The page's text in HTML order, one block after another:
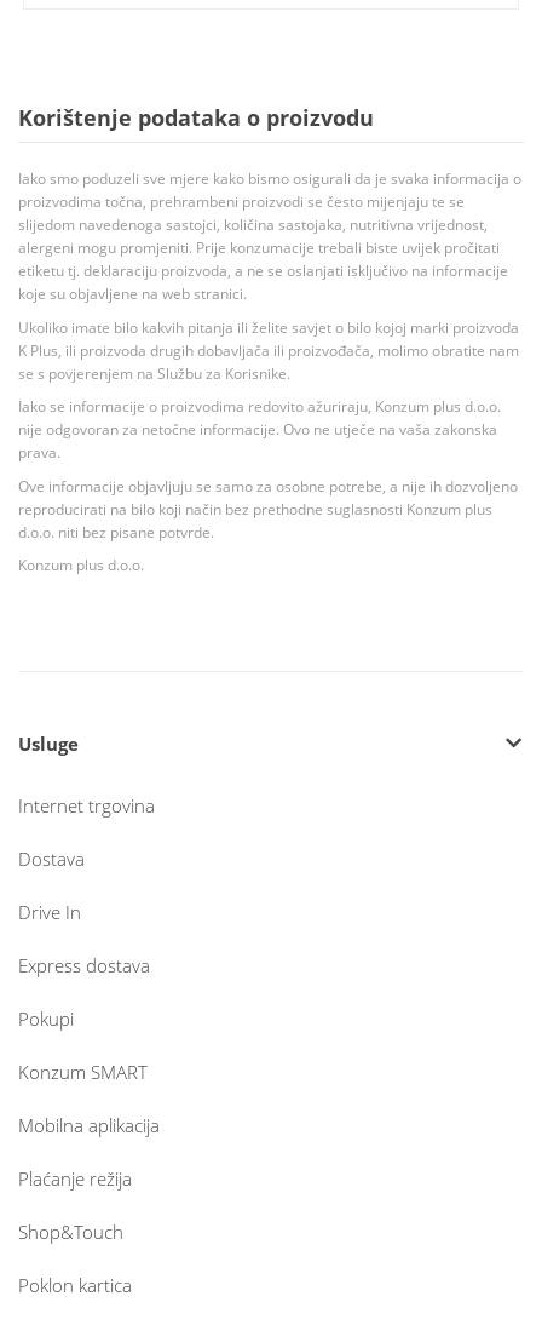
Korištenje podataka o proizvodu
Iako smo poduzeli sve mjere kako bismo osigurali da je svaka informacija o
proizvodima točna, prehrambeni proizvodi se često mijenjaju te se
slijedom navedenoga sastojci, količina sastojaka, nutritivna vrijednost,
alergeni mogu promjeniti. Prije konzumacije trebali biste uvijek pročitati
etiketu tj. deklaraciju proizvoda, a ne se oslanjati isključivo na informacije
koje su objavljene na web stranici.
Ukoliko imate bilo kakvih pitanja ili želite savjet o bilo kojoj marki proizvoda
K Plus, ili proizvoda drugih dobavljača ili proizvođača, molimo obratite nam
se s povjerenjem na Službu za Korisnike.
Iako se informacije o proizvodima redovito ažuriraju, Konzum plus d.o.o.
nije odgovoran za netočne informacije. Ovo ne utječe na vaša zakonska
prava.
Ove informacije objavljuju se samo za osobne potrebe, a nije ih dozvoljeno
reproducirati na bilo koji način bez prethodne suglasnosti Konzum plus
d.o.o. niti bez pisane potvrde.
Konzum plus d.o.o.
Usluge
Internet trgovina
Dostava
Drive In
Express dostava
Pokupi
Konzum SMART
Mobilna aplikacija
Plaćanje režija
Shop&Touch
Poklon kartica